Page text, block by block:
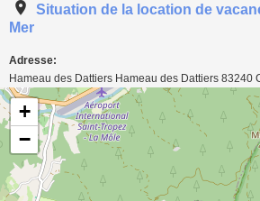
Situation de la location de
Mer
Adresse:
Hameau des Dattiers Hameau des Dattiers 83240
Carte de localisation de l'annonce: Maison pour 8
+
−